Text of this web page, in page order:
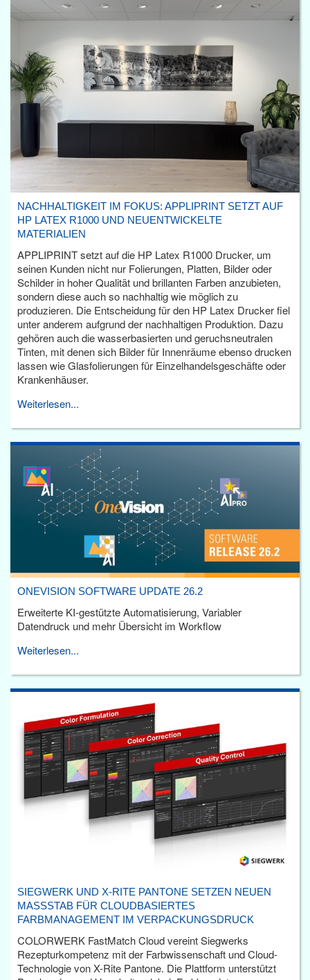
NACHHALTIGKEIT IM FOKUS: APPLIPRINT SETZT AUF
HP LATEX R1000 UND NEUENTWICKELTE
MATERIALIEN
APPLIPRINT setzt auf die HP Latex R1000 Drucker, um
seinen Kunden nicht nur Folierungen, Platten, Bilder oder
Schilder in hoher Qualität und brillanten Farben anzubieten,
sondern diese auch so nachhaltig wie möglich zu
produzieren. Die Entscheidung für den HP Latex Drucker fiel
unter anderem aufgrund der nachhaltigen Produktion. Dazu
gehören auch die wasserbasierten und geruchsneutralen
Tinten, mit denen sich Bilder für Innenräume ebenso drucken
lassen wie Glasfolierungen für Einzelhandelsgeschäfte oder
Krankenhäuser.
Weiterlesen...
ONEVISION SOFTWARE UPDATE 26.2
Erweiterte KI-gestützte Automatisierung, Variabler
Datendruck und mehr Übersicht im Workflow
Weiterlesen...
SIEGWERK UND X-RITE PANTONE SETZEN NEUEN
MASSSTAB FÜR CLOUDBASIERTES F
ARBMANAGEMENT IM VERPACKUNGSDRUCK
COLORWERK FastMatch Cloud vereint Siegwerks
Rezepturkompetenz mit der Farbwissenschaft und Cloud-
Technologie von X-Rite Pantone. Die Plattform unterstützt